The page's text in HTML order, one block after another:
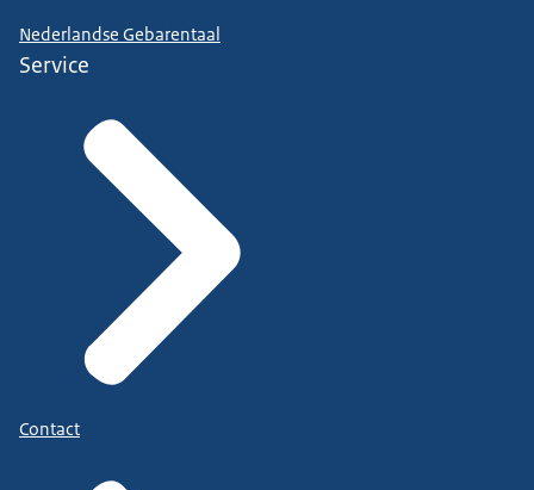
Nederlandse Gebarentaal
Service
Contact